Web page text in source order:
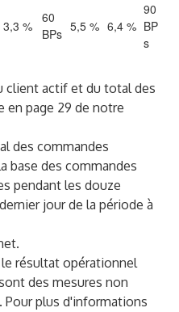
3,3 %
60
BPs 5,5 % 6,4 %
90
BP
s
client actif et du total des
en page 29 de notre
des commandes
base des commandes
pendant les douze
jour de la période à
résultat opérationnel
des mesures non
Pour plus d'informations